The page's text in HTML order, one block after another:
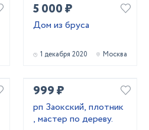
5 000 ₽
Дом из бруса
1 декабря 2020 Москва
999 ₽
рп Заокский, плотник
, мастер по дереву.